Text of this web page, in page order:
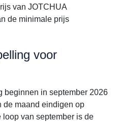
van JOTCHUA
de minimale prijs
voor
beginnen in september 2026
de maand eindigen op
van september is de